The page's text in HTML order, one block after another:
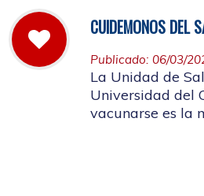
CUIDEMONOS DEL
Publicado: 06/03/
La Unidad de
Universidad del
vacunarse es la